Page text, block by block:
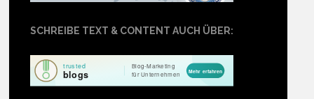
SCHREIBE TEXT & CONTENT AUCH ÜBER: